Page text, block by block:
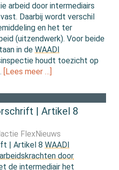
arbeid door intermediairs
Daarbij wordt verschil
en het ter
(uitzendwerk). Voor beide
in deWAADI
houdt toezicht op
. [Lees meer …]
| Artikel 8
FlexNieuws
| Artikel 8WAADI
door
de intermediair het